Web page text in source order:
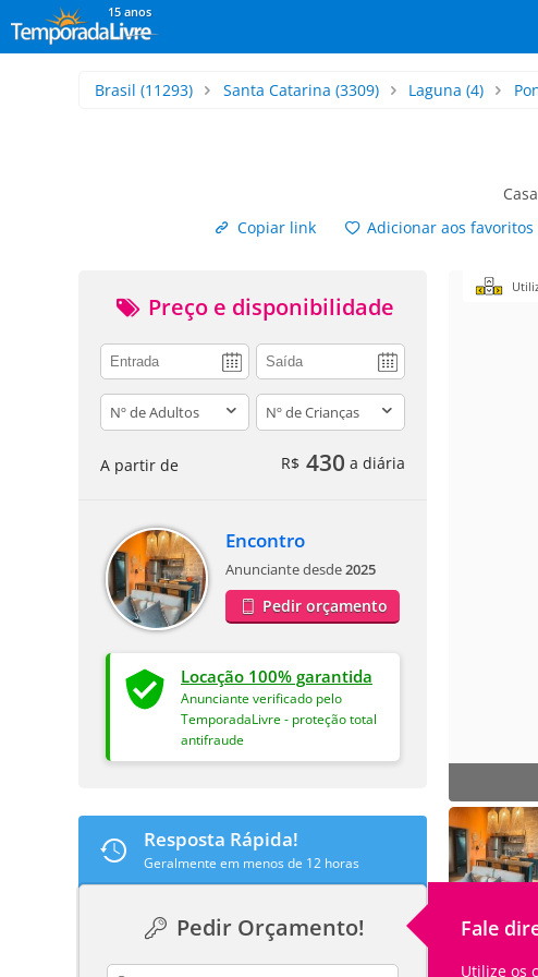
15 anos
Brasil (11293) Santa Catarina (3309) Laguna (4)
Copiar link
Adicionar aos favoritos
Preço e disponibilidade
adults children
A partir de R$ 430 a diária
Encontro
Anunciante desde2025
Pedir orçamento
Locação 100% garantida
Anunciante verificado pelo
TemporadaLivre - proteção total
antifraude
Resposta Rápida!
Geralmente em menos de 12 horas
Pedir Orçamento! Fale
Utilize os